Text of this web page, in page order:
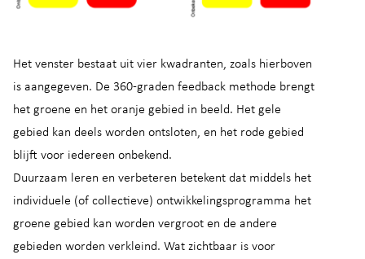
Het venster bestaat uit vier kwadranten, zoals hierboven
is aangegeven. De 360-graden feedback methode brengt
het groene en het oranje gebied in beeld. Het gele
gebied kan deels worden ontsloten, en het rode gebied
blijft voor iedereen onbekend.
Duurzaam leren en verbeteren betekent dat middels het
individuele (of collectieve) ontwikkelingsprogramma het
groene gebied kan worden vergroot en de andere
gebieden worden verkleind. Wat zichtbaar is voor